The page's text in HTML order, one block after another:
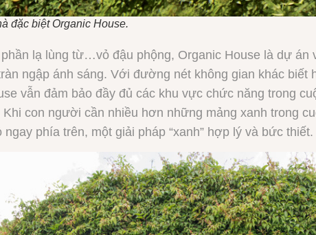
đặc biệt Organic House.
lạ lùng từ…vỏ đậu phộng, Organic House là dự
ngập ánh sáng. Với đường nét không gian khác biết
vẫn đảm bảo đầy đủ các khu vực chức năng trong
con người cần nhiều hơn những mảng xanh trong
phía trên, một giải pháp “xanh” hợp lý và bức thiết.